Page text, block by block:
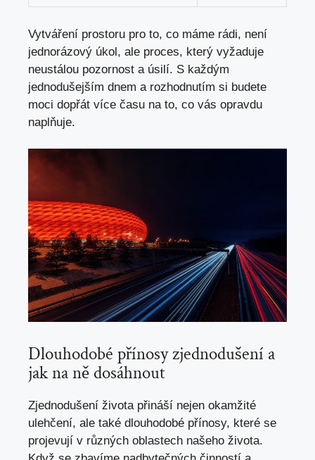
Vytváření prostoru pro to, co máme rádi, není
jednorázový úkol, ale proces, který vyžaduje
neustálou pozornost a úsilí. S každým
jednodušejším dnem a rozhodnutím si budete
moci dopřát více času na to, co vás opravdu
naplňuje.
Dlouhodobé přínosy zjednodušení a
jak na ně dosáhnout
Zjednodušení života přináší nejen okamžité
ulehčení, ale také dlouhodobé přínosy, které se
projevují v různých oblastech našeho života.